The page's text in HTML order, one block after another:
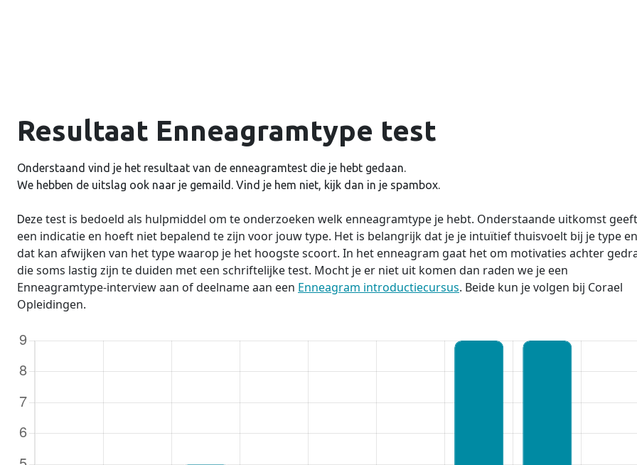
Resultaat Enneagramtype test
Onderstaand vind je het resultaat van de enneagramtest die je hebt gedaan.
We hebben de uitslag ook naar je gemaild. Vind je hem niet, kijk dan in je spambox.
Deze test is bedoeld als hulpmiddel om te onderzoeken welk enneagramtype je hebt. Onderstaande uitkomst geeft
een indicatie en hoeft niet bepalend te zijn voor jouw type. Het is belangrijk dat je je intuïtief thuisvoelt bij je type en
dat kan afwijken van het type waarop je het hoogste scoort. In het enneagram gaat het om motivaties achter
die soms lastig zijn te duiden met een schriftelijke test. Mocht je er niet uit komen dan raden we je een
Enneagramtype-interview aan of deelname aan een Enneagram introductiecursus. Beide kun je volgen bij Corael
Opleidingen.